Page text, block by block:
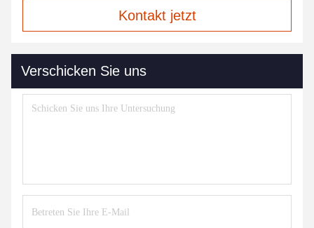
Kontakt jetzt
Verschicken Sie uns